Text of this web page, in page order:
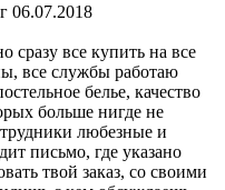
06.07.2018
все купить на все
все службы работаю
белье, качество
больше нигде не
любезные и
письмо, где указано
твой заказ, со своими